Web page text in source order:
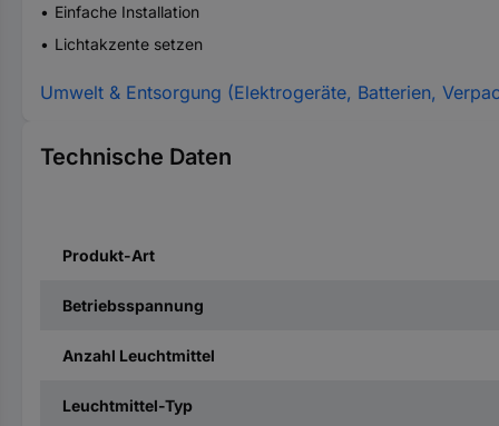
Einfache Installation
Lichtakzente setzen
Umwelt & Entsorgung (Elektrogeräte, Batterien,
Technische Daten
Produkt-Art
Betriebsspannung
Anzahl Leuchtmittel
Leuchtmittel-Typ